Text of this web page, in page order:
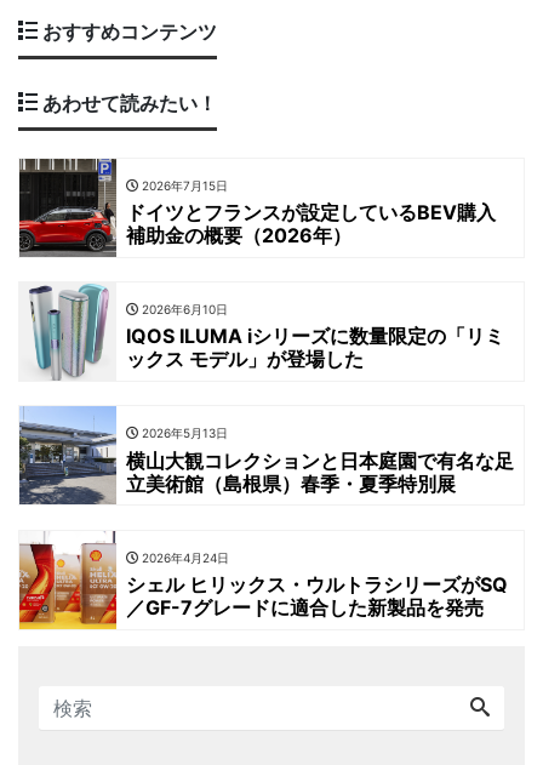
おすすめコンテンツ
あわせて読みたい！
2026年7月15日
ドイツとフランスが設定しているBEV購入
補助金の概要（2026年）
2026年6月10日
IQOS ILUMA iシリーズに数量限定の「リミ
ックス モデル」が登場した
2026年5月13日
横山大観コレクションと日本庭園で有名な足
立美術館（島根県）春季・夏季特別展
2026年4月24日
シェル ヒリックス・ウルトラシリーズがSQ
／GF-7グレードに適合した新製品を発売